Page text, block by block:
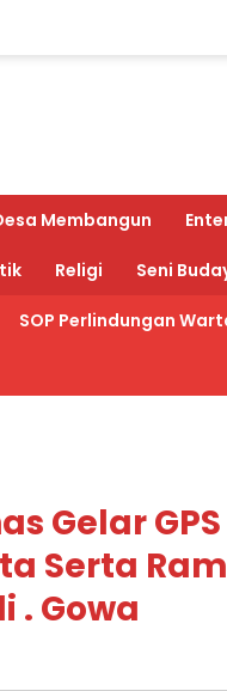
Membangun
Religi Seni
SOP Perlindungan
Gelar
Serta
. Gowa